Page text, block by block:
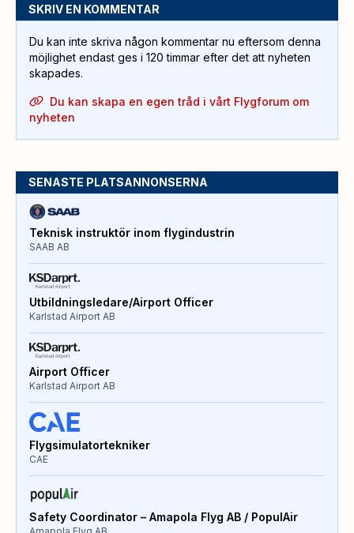
SKRIV EN KOMMENTAR
Du kan inte skriva någon kommentar nu eftersom denna
möjlighet endast ges i 120 timmar efter det att nyheten
skapades.
Du kan skapa en egen tråd i vårt Flygforum om
nyheten
SENASTE PLATSANNONSERNA
Teknisk instruktör inom flygindustrin
SAAB AB
Utbildningsledare/Airport Officer
Karlstad Airport AB
Airport Officer
Karlstad Airport AB
Flygsimulatortekniker
CAE
Safety Coordinator – Amapola Flyg AB / PopulAir